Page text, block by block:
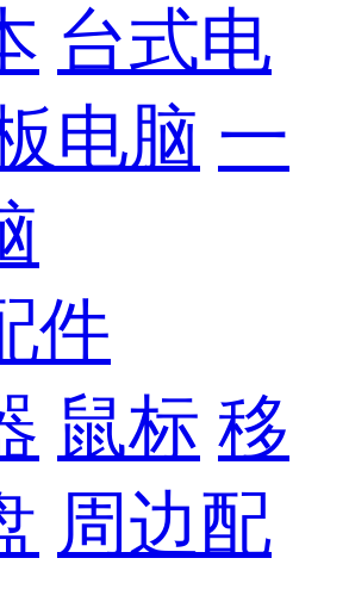
台式电
电脑 一
件
鼠标 移
周边配